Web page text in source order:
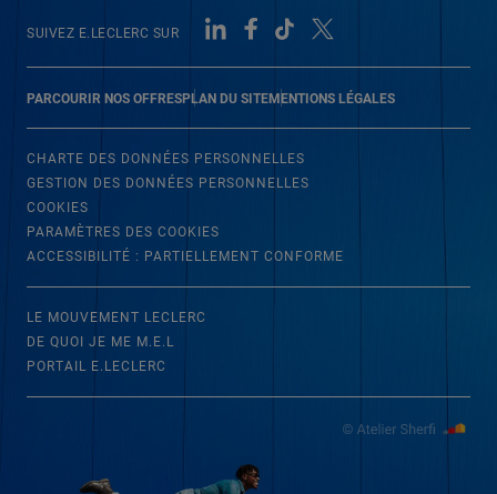
PARCOURIR NOS OFFRESPLAN DU SITEMENTIONS LÉGALES
SUIVEZ E.LECLERC SUR
CHARTE DES DONNÉES PERSONNELLES
GESTION DES DONNÉES PERSONNELLES
COOKIES
PARAMÈTRES DES COOKIES
ACCESSIBILITÉ : PARTIELLEMENT CONFORME
LE MOUVEMENT LECLERC
DE QUOI JE ME M.E.L
PORTAIL E.LECLERC